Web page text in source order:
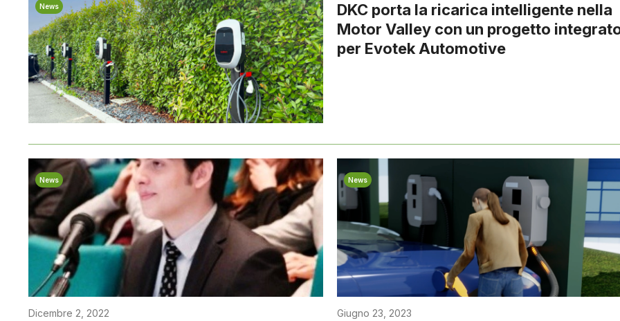
News
DKC porta la ricarica intelligente nella
Motor Valley con un progetto
per Evotek Automotive
News
Dicembre 2, 2022
News
Giugno 23, 2023